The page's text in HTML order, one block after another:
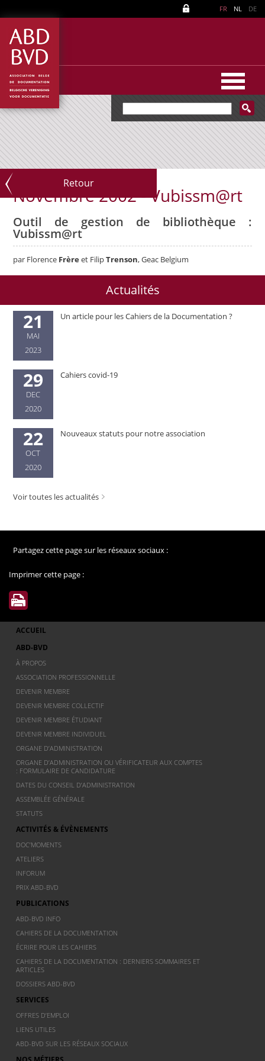
FR NL DE
Retour
Novembre 2002 - Vubissm@rt
Outil de gestion de bibliothèque :
Vubissm@rt
par Florence Frère et FilipTrenson, Geac Belgium
Actualités
21
MAI
2023
Un article pour les Cahiers de la Documentation ?
29
DEC
2020
Cahiers covid-19
22
OCT
2020
Nouveaux statuts pour notre association
Voir toutes les actualités
Partagez cette page sur les réseaux sociaux :
Imprimer cette page :
ACCUEIL
ABD-BVD
À PROPOS
ASSOCIATION PROFESSIONNELLE
DEVENIR MEMBRE
DEVENIR MEMBRE COLLECTIF
DEVENIR MEMBRE ÉTUDIANT
DEVENIR MEMBRE INDIVIDUEL
ORGANE D’ADMINISTRATION
ORGANE D’ADMINISTRATION OU VÉRIFICATEUR AUX COMPTES
: FORMULAIRE DE CANDIDATURE
DATES DU CONSEIL D’ADMINISTRATION
ASSEMBLÉE GÉNÉRALE
STATUTS
ACTIVITÉS & ÉVÈNEMENTS
DOC’MOMENTS
ATELIERS
INFORUM
PRIX ABD-BVD
PUBLICATIONS
ABD-BVD INFO
CAHIERS DE LA DOCUMENTATION
ÉCRIRE POUR LES CAHIERS
CAHIERS DE LA DOCUMENTATION : DERNIERS SOMMAIRES ET
ARTICLES
DOSSIERS ABD-BVD
SERVICES
OFFRES D’EMPLOI
LIENS UTILES
ABD-BVD SUR LES RÉSEAUX SOCIAUX